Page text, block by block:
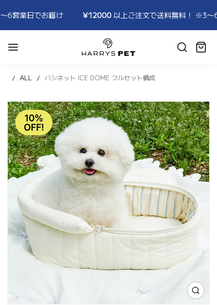
¥12000以上ご注文で送料無料！ ※3〜6営業日でお届け
HARRYSPET
カ
ALL バシネット ICE DOME フルセット構成